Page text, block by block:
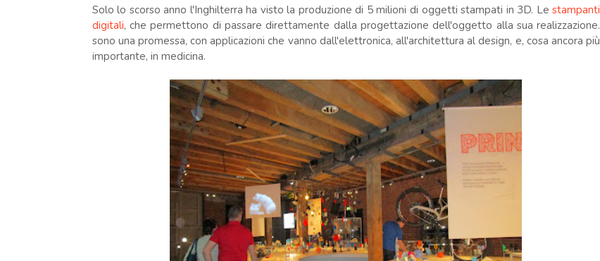
Solo lo scorso anno l'Inghilterra ha visto la produzione di 5 milioni di oggetti stampati in 3D. Lestampanti
digitali, che permettono di passare direttamente dalla progettazione dell'oggetto alla sua realizzazione.
sono una promessa, con applicazioni che vanno dall'elettronica, all'architettura al design, e, cosa ancora più
importante, in medicina.